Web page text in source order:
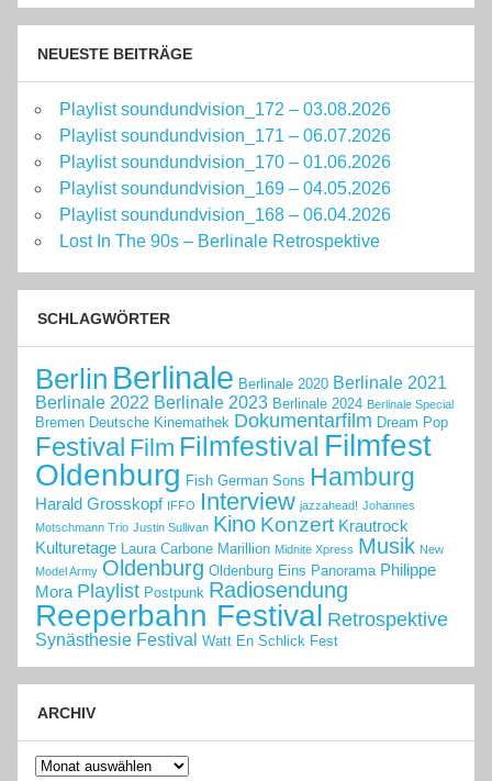
NEUESTE BEITRÄGE
Playlist soundundvision_172 – 03.08.2026
Playlist soundundvision_171 – 06.07.2026
Playlist soundundvision_170 – 01.06.2026
Playlist soundundvision_169 – 04.05.2026
Playlist soundundvision_168 – 06.04.2026
Lost In The 90s – Berlinale Retrospektive
SCHLAGWÖRTER
Berlin Berlinale Berlinale 2020 Berlinale 2021
Berlinale 2022 Berlinale 2023 Berlinale 2024 Berlinale Special
Bremen Deutsche Kinemathek Dokumentarfilm Dream Pop
Festival Film Filmfestival Filmfest
Oldenburg Fish German Sons Hamburg
Harald Grosskopf IFFO Interview jazzahead! Johannes
Motschmann Trio Justin Sullivan Kino Konzert Krautrock
Kulturetage Laura Carbone Marillion Midnite Xpress Musik New
Model Army Oldenburg Oldenburg Eins Panorama Philippe
Mora Playlist Postpunk Radiosendung
Reeperbahn Festival Retrospektive
Synästhesie Festival Watt En Schlick Fest
ARCHIV
Archiv